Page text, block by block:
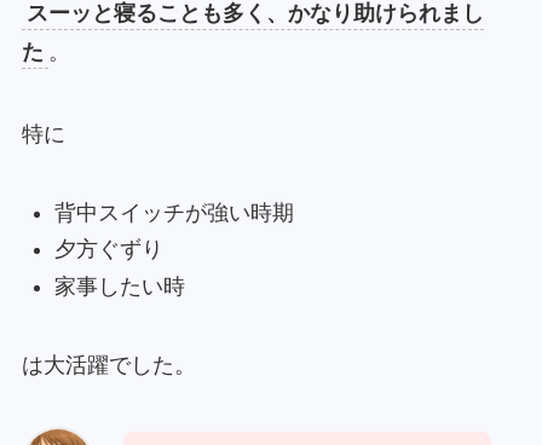
スーッと寝ることも多く、かなり助けられまし
た 。
特に
背中スイッチが強い時期
夕方ぐずり
家事したい時
は大活躍でした。